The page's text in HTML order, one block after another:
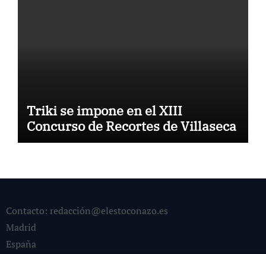
Triki se impone en el XIII
Concurso de Recortes de Villaseca
Contacto: redacción@elestoconazo.es
Madrid
España